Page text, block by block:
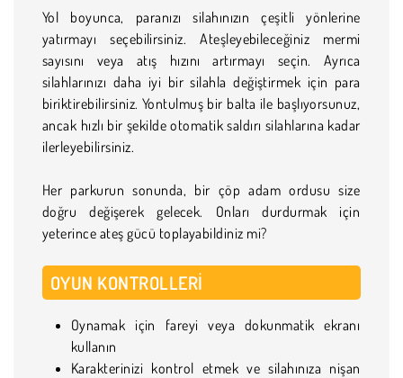
Yol boyunca, paranızı silahınızın çeşitli yönlerine
yatırmayı seçebilirsiniz. Ateşleyebileceğiniz mermi
sayısını veya atış hızını artırmayı seçin. Ayrıca
silahlarınızı daha iyi bir silahla değiştirmek için para
biriktirebilirsiniz. Yontulmuş bir balta ile başlıyorsunuz,
ancak hızlı bir şekilde otomatik saldırı silahlarına kadar
ilerleyebilirsiniz.
Her parkurun sonunda, bir çöp adam ordusu size
doğru değişerek gelecek. Onları durdurmak için
yeterince ateş gücü toplayabildiniz mi?
OYUN KONTROLLERI
Oynamak için fareyi veya dokunmatik ekranı
kullanın
Karakterinizi kontrol etmek ve silahınıza nişan